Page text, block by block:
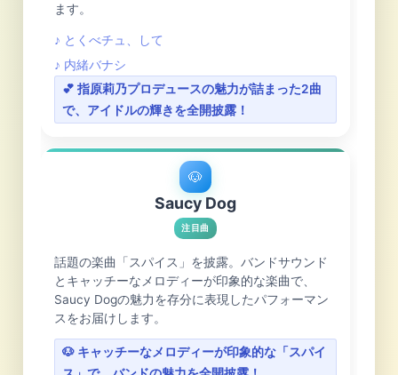
ます。
♪ とくべチュ、して
♪ 内緒バナシ
💕 指原莉乃プロデュースの魅力が詰まった2曲
で、アイドルの輝きを全開披露！
🐶
Saucy Dog
注目曲
話題の楽曲「スパイス」を披露。バンドサウンド
とキャッチーなメロディーが印象的な楽曲で、
Saucy Dogの魅力を存分に表現したパフォーマン
スをお届けします。
🐶 キャッチーなメロディーが印象的な「スパイ